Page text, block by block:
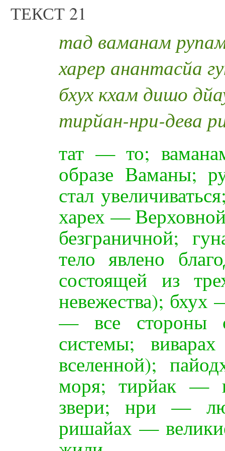
ТЕКСТ 21
тад ваманам
харер анантасйа
бхух кхам дишо
тирйан-нри-дева
тат — то;
образе Ваманы;
стал
харех —
безграничной;
тело явлено
состоящей из
невежества);
— все стороны
системы;
вселенной);
моря; тирйак —
звери; нри —
ришайах —